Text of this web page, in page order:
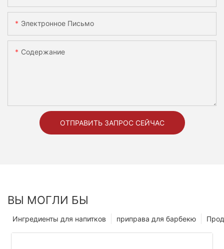
Электронное Письмо
Содержание
ОТПРАВИТЬ ЗАПРОС СЕЙЧАС
ВЫ МОГЛИ БЫ
приправа для барбекю
Ингредиенты для напитков